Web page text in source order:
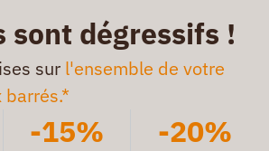
sont dégressifs !
sur l'ensemble de votre
-15% -20%